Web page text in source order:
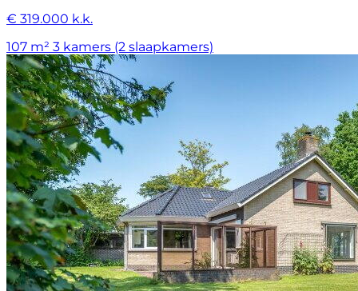
€ 319.000 k.k.
107 m² 3 kamers (2 slaapkamers)